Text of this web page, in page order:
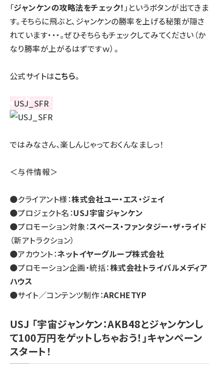
「ジャンケンの攻略法をチェック！」というボタンが出てきま
す。そちらに飛ぶと、ジャンケンの勝率を上げる秘策が隠さ
れています・・・。ぜひそちらもチェックしてみてください（か
なり勝率が上がるはずですｗ）。
公式サイトはこちら。
ではみなさん、楽しんじゃっておくんなましっ！
＜与件情報＞
●クライアント様：株式会社ユー・エス・ジェイ
●プロジェクト名：USJ宇宙ジャンケン
●プロモーション対象：スペース・ファンタジー・ザ・ライド
（新アトラクション）
●アカウント：ネットイヤーグループ株式会社
●プロモーション企画・統括：株式会社トライバルメディア
ハウス
●サイト／コンテンツ制作：ARCHETYP
USJ 「宇宙ジャンケン：AKB48とジャンケンし
て100万円をゲットしちゃおう！」キャンペーン
スタート！